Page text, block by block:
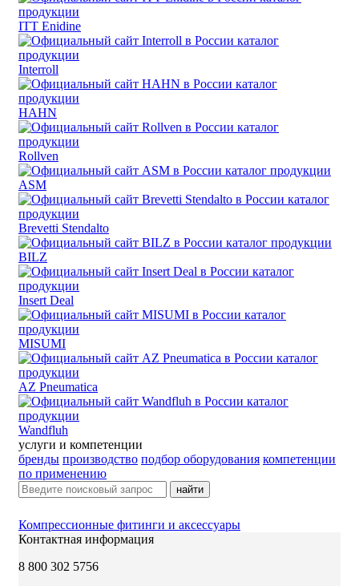
ITT Enidine
Interroll
HAHN
Rollven
ASM
Brevetti Stendalto
BILZ
Insert Deal
MISUMI
AZ Pneumatica
Wandfluh
услуги и компетенции
бренды производство подбор оборудования компетенции
по применению
найти
Компрессионные фитинги и аксессуары
Контактная информация
8 800 302 5756